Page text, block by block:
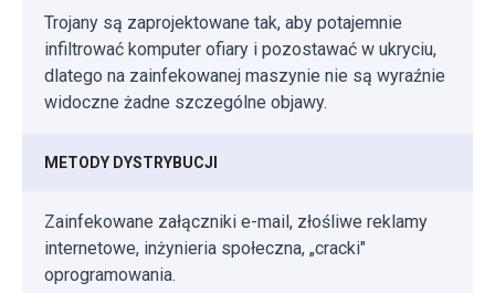
Trojany są zaprojektowane tak, aby potajemnie
infiltrować komputer ofiary i pozostawać w ukryciu,
dlatego na zainfekowanej maszynie nie są wyraźnie
widoczne żadne szczególne objawy.
METODY DYSTRYBUCJI
Zainfekowane załączniki e-mail, złośliwe reklamy
internetowe, inżynieria społeczna, „cracki"
oprogramowania.